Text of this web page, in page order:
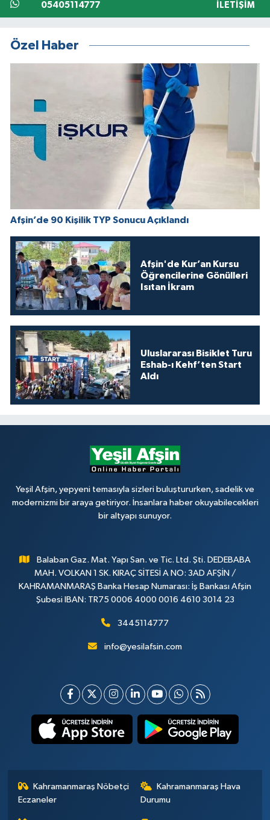
05405114777 İLETIŞIM
Özel Haber
Afşin’de 90 Kişilik TYP Sonucu Açıklandı
Afşin'de Kur’an Kursu
Öğrencilerine Gönülleri
Isıtan İkram
Uluslararası Bisiklet Turu
Eshab-ı Kehf’ten Start
Aldı
Yeşil Afşin, yepyeni temasıyla sizleri buluştururken, sadelik ve
modernizmi bir araya getiriyor. İnsanlara haber okuyabilecekleri
bir altyapı sunuyor.
Balaban Gaz. Mat. Yapı San. ve Tic. Ltd. Şti. DEDEBABA
MAH. VOLKAN 1 SK. KIRAÇ SİTESİ A NO: 3AD AFŞİN /
KAHRAMANMARAŞ Banka Hesap Numarası: İş Bankası Afşin
Şubesi IBAN: TR75 0006 4000 0016 4610 3014 23
3445114777
info@yesilafsin.com
Kahramanmaraş Nöbetçi
Eczaneler
Kahramanmaraş Hava
Durumu